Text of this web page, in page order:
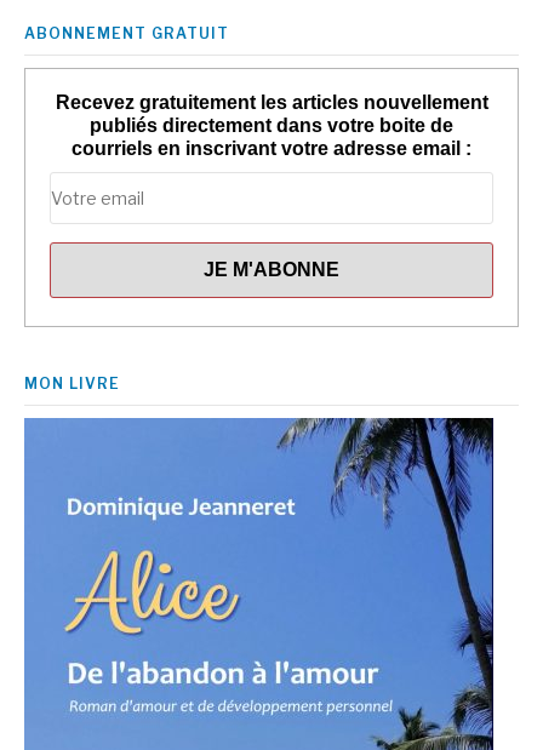
ABONNEMENT GRATUIT
Recevez gratuitement les articles nouvellement
publiés directement dans votre boite de
courriels en inscrivant votre adresse email :
MON LIVRE